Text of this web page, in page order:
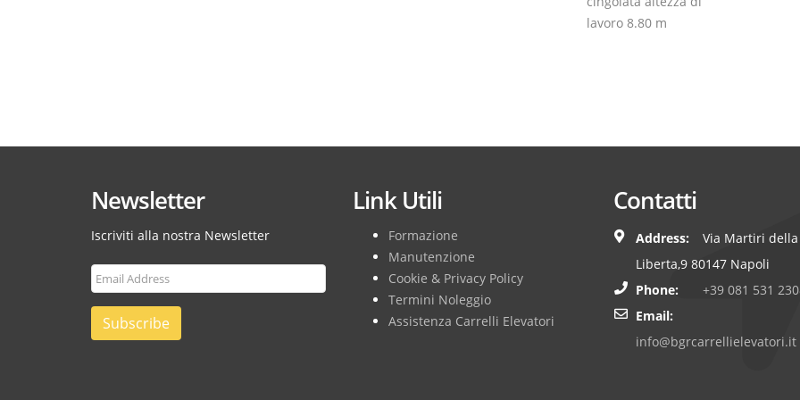
lavoro 8.80 m
Newsletter
Iscriviti alla nostra Newsletter
Subscribe
Link Utili
Formazione
Manutenzione
Cookie & Privacy Policy
Termini Noleggio
Assistenza Carrelli Elevatori
Contatti
Address:
Via Martiri della
Liberta,9 80147 Napoli
Phone:
+39 081 531
Email:
info@bgrcarrellielevatori.it